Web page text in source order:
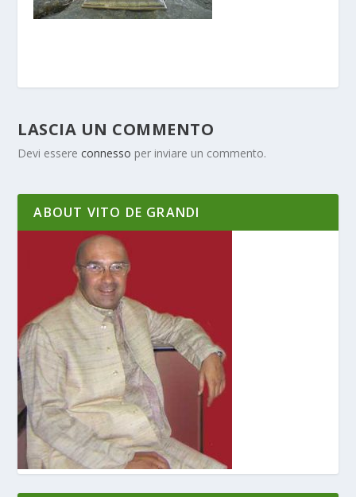
LASCIA UN COMMENTO
Devi essereconnesso per inviare un commento.
ABOUT VITO DE GRANDI